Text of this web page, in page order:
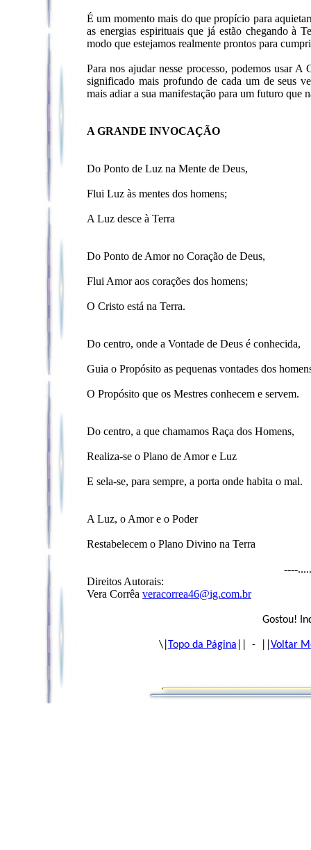
É um momento mais do que propício para
as energias espirituais que já estão chegando à
modo que estejamos realmente prontos para
Para nos ajudar nesse processo, podemos usar
significado mais profundo de cada um de seus
mais adiar a sua manifestação para um futuro
A GRANDE INVOCAÇÃO
Do Ponto de Luz na Mente de Deus,
Flui Luz às mentes dos homens;
A Luz desce à Terra
Do Ponto de Amor no Coração de Deus,
Flui Amor aos corações dos homens;
O Cristo está na Terra.
Do centro, onde a Vontade de Deus é conhecida,
Guia o Propósito as pequenas vontades dos
O Propósito que os Mestres conhecem e servem.
Do centro, a que chamamos Raça dos Homens,
Realiza-se o Plano de Amor e Luz
E sela-se, para sempre, a porta onde habita o mal.
A Luz, o Amor e o Poder
Restabelecem o Plano Divino na Terra
----
Direitos Autorais:
Vera Corrêa veracorrea46@ig.com.br
Gostou!
\| Topo da Página || - || Voltar